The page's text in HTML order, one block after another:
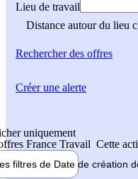
Lieu de travail
Distance autour du lieu
Rechercherdes offres
uniquement
France Travail Cette
filtres de Date de création
Créer une alerte